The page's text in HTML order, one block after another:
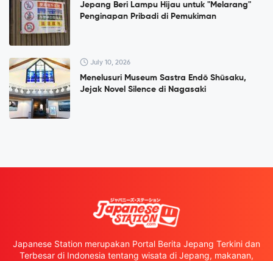
Jepang Beri Lampu Hijau untuk "Melarang"
Penginapan Pribadi di Pemukiman
July 10, 2026
Menelusuri Museum Sastra Endō Shūsaku,
Jejak Novel Silence di Nagasaki
Japanese Station merupakan Portal Berita Jepang Terkini dan
Terbesar di Indonesia tentang wisata di Jepang, makanan,